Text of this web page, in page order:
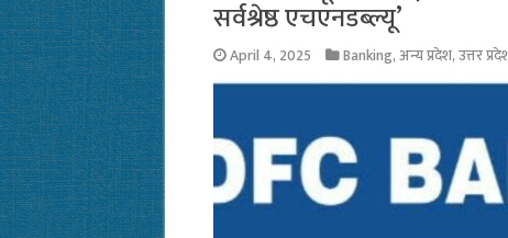
सर्वश्रेष्ठ एचएनडब्ल्यू’
April 4, 2025 Banking,अन्य प्रदेश,उत्तर